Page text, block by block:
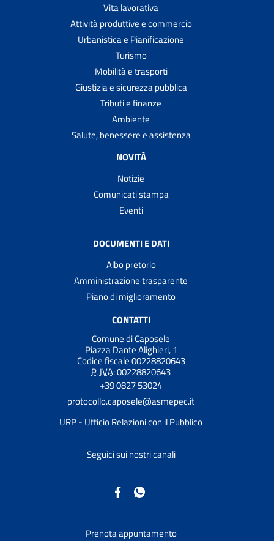
Vita lavorativa
Attività produttive e commercio
Urbanistica e Pianificazione
Turismo
Mobilità e trasporti
Giustizia e sicurezza pubblica
Tributi e finanze
Ambiente
Salute, benessere e assistenza
NOVITÀ
Notizie
Comunicati stampa
Eventi
DOCUMENTI E DATI
Albo pretorio
Amministrazione trasparente
Piano di miglioramento
CONTATTI
Comune di Caposele
Piazza Dante Alighieri, 1
Codice fiscale 00228820643
P. IVA:00228820643
+39 0827 53024
protocollo.caposele@asmepec.it
URP - Ufficio Relazioni con il Pubblico
Seguici sui nostri canali
Prenota appuntamento